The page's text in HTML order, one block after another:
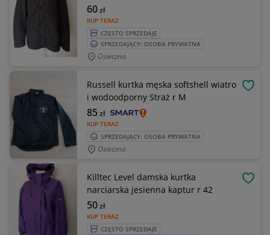
KUP TERAZ
60zł
CZĘSTO SPRZEDAJE
SPRZEDAJĄCY: OSOBA PRYWATNA
Osieczna
Russell kurtka męska softshell wiatro
i wodoodporny Straż r M
KUP TERAZ
85zł
SPRZEDAJĄCY: OSOBA PRYWATNA
Osieczna
Killtec Level damska kurtka
narciarska jesienna kaptur r 42
KUP TERAZ
50zł
CZĘSTO SPRZEDAJE